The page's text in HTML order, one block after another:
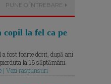
PUNE O ÎNTREBARE
copil la fel ca pe
fost foarte dorit, după ani
la 16 săptămâni.
| Vezi raspunsuri